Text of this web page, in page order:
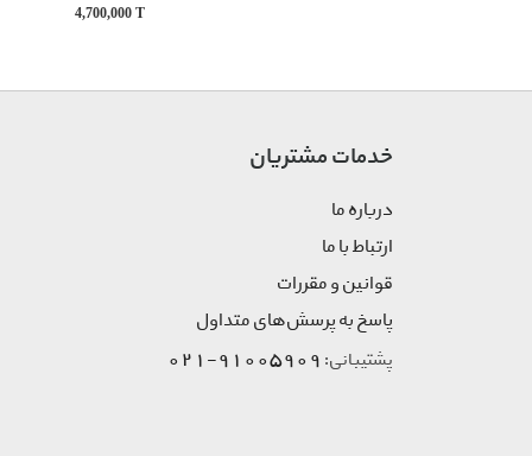
4,700,000 T
خدمات مشتریان
درباره ما
ارتباط با ما
قوانین و مقررات
پاسخ به پرسش‌های متداول
پشتیبانی: 91005909-021